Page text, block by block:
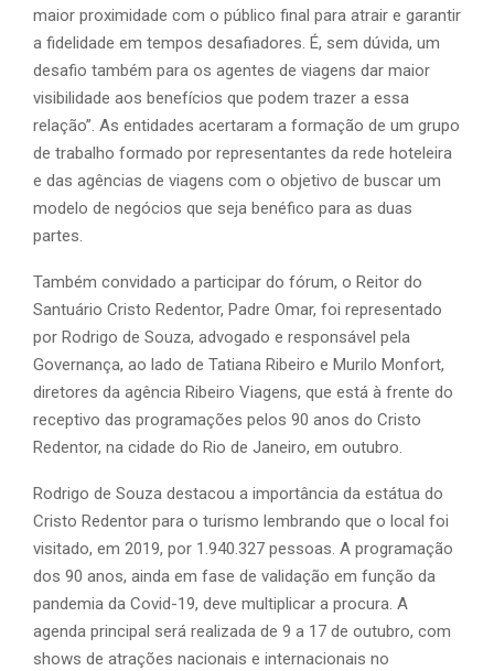
maior proximidade com o público final para atrair e garantir
a fidelidade em tempos desafiadores. É, sem dúvida, um
desafio também para os agentes de viagens dar maior
visibilidade aos benefícios que podem trazer a essa
relação”. As entidades acertaram a formação de um grupo
de trabalho formado por representantes da rede hoteleira
e das agências de viagens com o objetivo de buscar um
modelo de negócios que seja benéfico para as duas
partes.
Também convidado a participar do fórum, o Reitor do
Santuário Cristo Redentor, Padre Omar, foi representado
por Rodrigo de Souza, advogado e responsável pela
Governança, ao lado de Tatiana Ribeiro e Murilo Monfort,
diretores da agência Ribeiro Viagens, que está à frente do
receptivo das programações pelos 90 anos do Cristo
Redentor, na cidade do Rio de Janeiro, em outubro.
Rodrigo de Souza destacou a importância da estátua do
Cristo Redentor para o turismo lembrando que o local foi
visitado, em 2019, por 1.940.327 pessoas. A programação
dos 90 anos, ainda em fase de validação em função da
pandemia da Covid-19, deve multiplicar a procura. A
agenda principal será realizada de 9 a 17 de outubro, com
shows de atrações nacionais e internacionais no